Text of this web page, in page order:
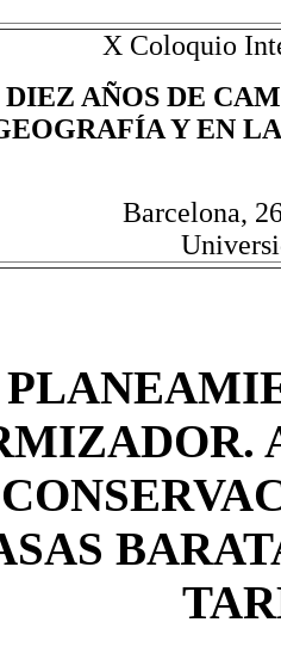
X Coloquio
DIEZ AÑOS DE
Y EN
Barcelona,